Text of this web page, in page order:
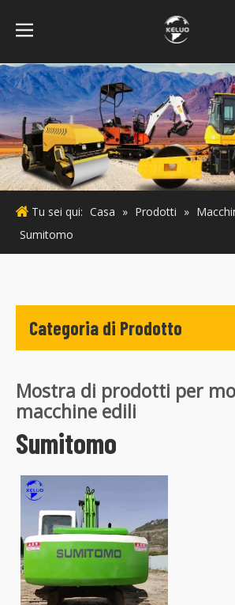
Tu sei qui: Casa » Prodotti »
Sumitomo
Categoria di Prodotto
Mostra di prodotti per
macchine edili
Sumitomo